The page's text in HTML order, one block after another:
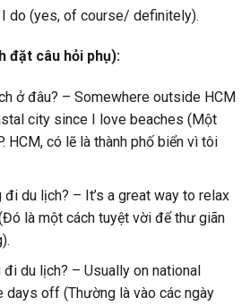
I do (yes, of course/ definitely).
đặt câu hỏi phụ):
ở đâu? – Somewhere outside HCM
city since I love beaches (Một
HCM, có lẽ là thành phố biển vì tôi
du lịch? – It’s a great way to relax
là một cách tuyệt vời để thư giãn
du lịch? – Usually on national
days off (Thường là vào các ngày